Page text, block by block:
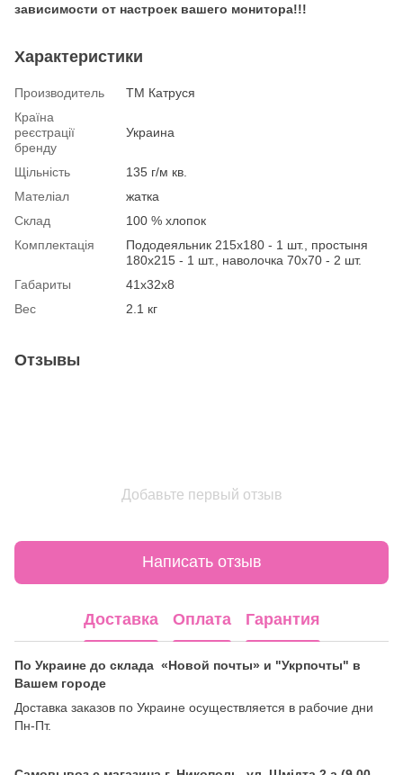
зависимости от настроек вашего монитора!!!
Характеристики
Производитель
ТМ Катруся
Країна
реєстрації
бренду
Украина
Щільність
135 г/м кв.
Мателіал
жатка
Склад
100 % хлопок
Комплектація
Пододеяльник 215х180 - 1 шт., простыня
180х215 - 1 шт., наволочка 70х70 - 2 шт.
Габариты
41х32х8
Вес
2.1 кг
Отзывы
Добавьте первый отзыв
Написать отзыв
Доставка Оплата Гарантия
По Украине до склада «Новой почты» и "Укрпочты" в
Вашем городе
Доставка заказов по Украине осуществляется в рабочие дни
Пн-Пт.